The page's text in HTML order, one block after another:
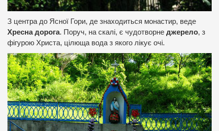
З центра до Ясної Гори, де знаходиться монастир, веде
Хресна дорога. Поруч, на скалі, є чудотворне джерело, з
фігурою Христа, цілюща вода з якого лікує очі.